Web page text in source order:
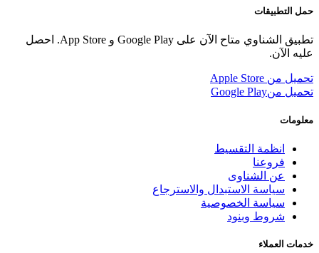
حمل التطبيقات
تطبيق الشناوي متاح الآن على Google Play و App Store. احصل
عليه الآن.
تحميل من Apple Store
تحميل منGoogle Play
معلومات
انظمة التقسيط
فروعنا
عن الشناوى
سياسة الاستبدال والاسترجاع
سياسة الخصوصية
شروط وبنود
خدمات العملاء